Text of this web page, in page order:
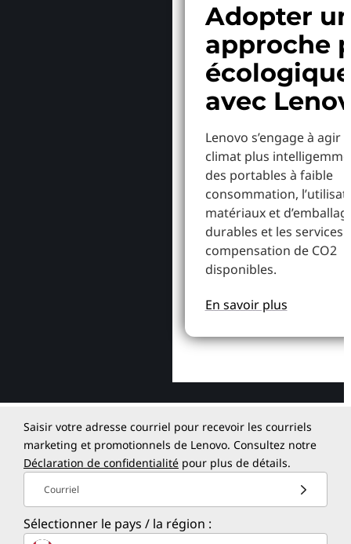
Adopter
approche
écologique
avec
Lenovo s’engage à agir
climat plus
des portables à faible
consommation,
matériaux et
durables et les services
compensation de CO2
disponibles.
En savoir plus
Saisir votre adresse courriel pour recevoir les courriels
marketing et promotionnels de Lenovo. Consultez notre
Déclaration de confidentialité pour plus de détails.
Courriel
Sélectionner le pays / la région :